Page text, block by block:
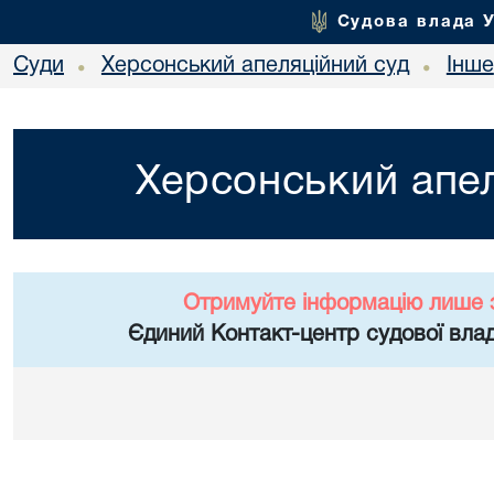
Судова влада
Суди • Херсонський апеляційний суд • Інше
Херсонський
Отримуйте інформацію лише
Єдиний Контакт-центр судової